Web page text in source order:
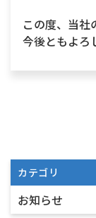
この度、当社
今後ともよろ
カテゴリ
お知らせ